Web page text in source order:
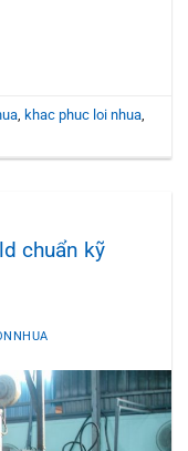
,khac phuc loi nhua
chuẩn kỹ